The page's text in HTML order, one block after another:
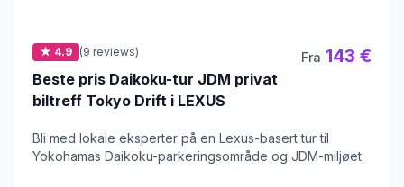
★ 4.9 (9 reviews)
Beste pris Daikoku-tur JDM privat
biltreff Tokyo Drift i LEXUS
Fra 143 €
Bli med lokale eksperter på en Lexus-basert tur til
Yokohamas Daikoku-parkeringsområde og JDM-miljøet.